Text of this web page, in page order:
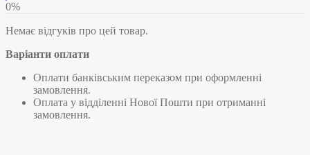
0%
Немає відгуків про цей товар.
Варіанти оплати
Оплати банківським переказом при оформленні
замовлення.
Оплата у відділенні Нової Пошти при отриманні
замовлення.